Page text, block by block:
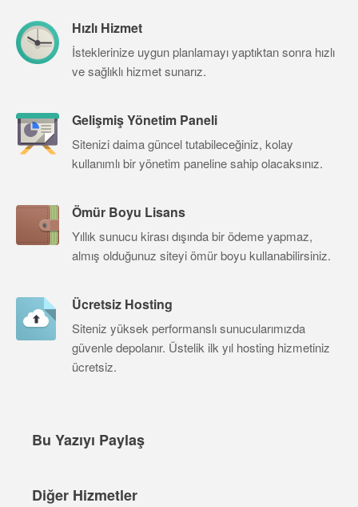
Hızlı Hizmet
İsteklerinize uygun planlamayı yaptıktan sonra hızlı
ve sağlıklı hizmet sunarız.
Gelişmiş Yönetim Paneli
Sitenizi daima güncel tutabileceğiniz, kolay
kullanımlı bir yönetim paneline sahip olacaksınız.
Ömür Boyu Lisans
Yıllık sunucu kirası dışında bir ödeme yapmaz,
almış olduğunuz siteyi ömür boyu kullanabilirsiniz.
Ücretsiz Hosting
Siteniz yüksek performanslı sunucularımızda
güvenle depolanır. Üstelik ilk yıl hosting hizmetiniz
ücretsiz.
Bu Yazıyı Paylaş
Diğer Hizmetler